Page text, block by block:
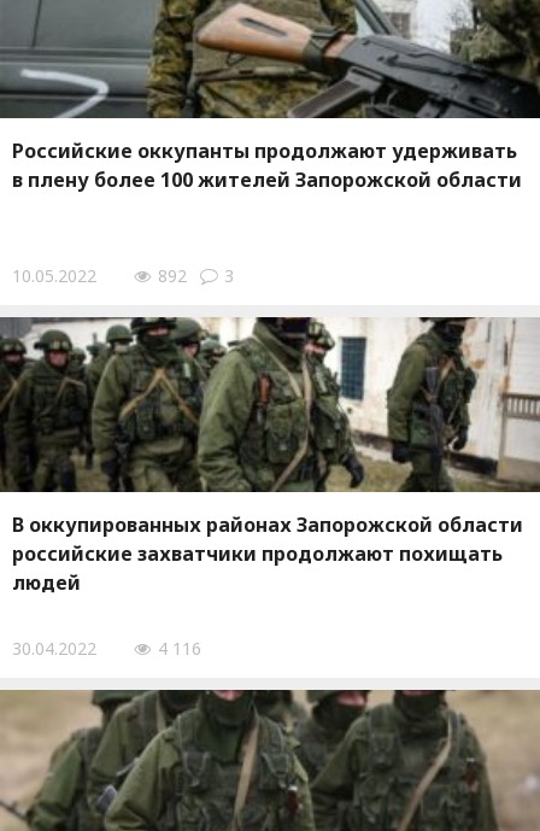
Российские оккупанты продолжают удерживать
в плену более 100 жителей Запорожской области
10.05.2022 892 3
В оккупированных районах Запорожской области
российские захватчики продолжают похищать
людей
30.04.2022 4 116